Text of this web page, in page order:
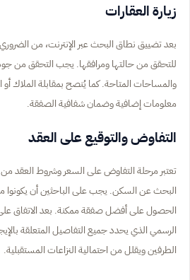
زيارة العقارات
بعد تضييق نطاق البحث عبر الإنترنت، من الضروري
للتحقق من حالتها ومرافقها. يجب التحقق من جودة
والمساحات المتاحة. كما يُنصح بمقابلة الملاك أو
معلومات إضافية وضمان شفافية الصفقة.
التفاوض والتوقيع على العقد
تعتبر مرحلة التفاوض على السعر وشروط العقد
البحث عن السكن. يجب على الباحثين أن
الحصول على أفضل صفقة ممكنة. بعد الاتفاق
الرسمي الذي يحدد جميع التفاصيل المتعلقة
الطرفين ويقلل من احتمالية النزاعات المستقبلية.